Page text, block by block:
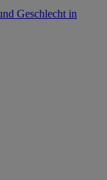
Geschlecht in